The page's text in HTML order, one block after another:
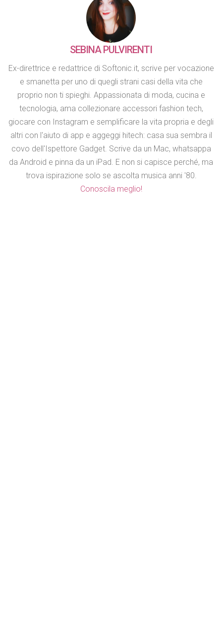
SEBINA PULVIRENTI
Ex-direttrice e redattrice di Softonic.it, scrive per vocazione
e smanetta per uno di quegli strani casi della vita che
proprio non ti spieghi. Appassionata di moda, cucina e
tecnologia, ama collezionare accessori fashion tech,
giocare con Instagram e semplificare la vita propria e degli
altri con l'aiuto di app e aggeggi hitech: casa sua sembra il
covo dell'Ispettore Gadget. Scrive da un Mac, whatsappa
da Android e pinna da un iPad. E non si capisce perché, ma
trova ispirazione solo se ascolta musica anni '80.
Conoscila meglio!